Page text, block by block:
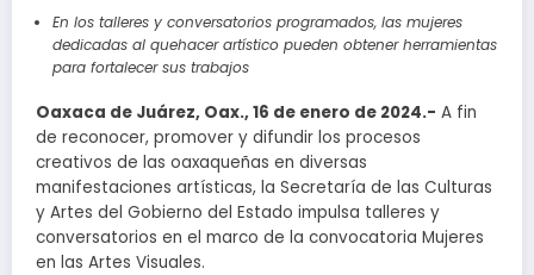
En los talleres y conversatorios programados, las mujeres
dedicadas al quehacer artístico pueden obtener herramientas
para fortalecer sus trabajos
Oaxaca de Juárez, Oax., 16 de enero de 2024.- A fin
de reconocer, promover y difundir los procesos
creativos de las oaxaqueñas en diversas
manifestaciones artísticas, la Secretaría de las Culturas
y Artes del Gobierno del Estado impulsa talleres y
conversatorios en el marco de la convocatoria Mujeres
en las Artes Visuales.